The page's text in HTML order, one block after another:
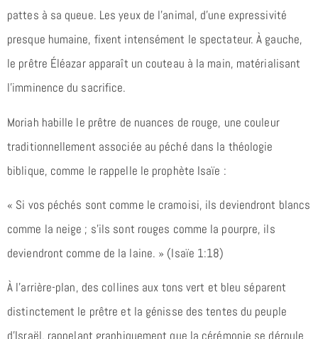
pattes à sa queue. Les yeux de l’animal, d’une expressivité
presque humaine, fixent intensément le spectateur. À gauche,
le prêtre Éléazar apparaît un couteau à la main, matérialisant
l’imminence du sacrifice.
Moriah habille le prêtre de nuances de rouge, une couleur
traditionnellement associée au péché dans la théologie
biblique, comme le rappelle le prophète Isaïe :
« Si vos péchés sont comme le cramoisi, ils deviendront blancs
comme la neige ; s’ils sont rouges comme la pourpre, ils
deviendront comme de la laine. » (Isaïe 1:18)
À l’arrière-plan, des collines aux tons vert et bleu séparent
distinctement le prêtre et la génisse des tentes du peuple
d’Israël, rappelant graphiquement que la cérémonie se déroule